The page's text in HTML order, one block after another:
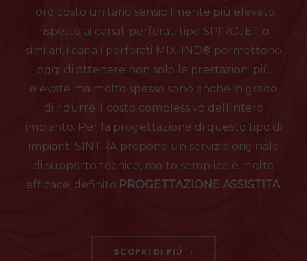
loro costo unitario sensibilmente più elevato
rispetto ai canali perforati tipo SPIROJET o
similari, i canali perforati MIX-IND® permettono
oggi di ottenere non solo le prestazioni più
elevate ma molto spesso sono anche in grado
di ridurre il costo complessivo dell’intero
impianto. Per la progettazione di questo tipo di
impianti SINTRA propone un servizio originale
di supporto tecnico, molto semplice e molto
efficace, definito: PROGETTAZIONE ASSISTITA.
SCOPRI DI PIÙ